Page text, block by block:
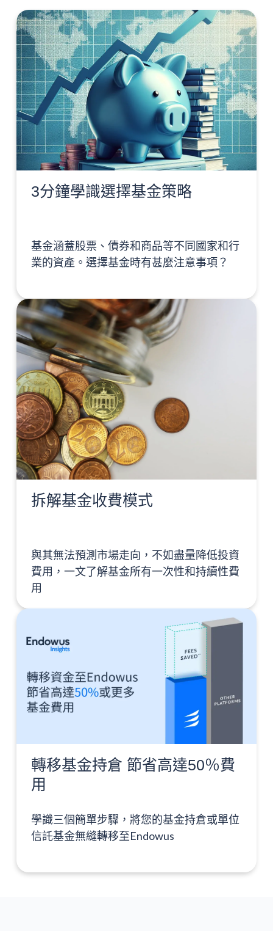
3分鐘學識選擇基金策略
基金涵蓋股票、債券和商品等不同國家和行
業的資產。選擇基金時有甚麼注意事項？
拆解基金收費模式
與其無法預測市場走向，不如盡量降低投資
費用，一文了解基金所有一次性和持續性費
用
轉移基金持倉 節省高達50％費
用
學識三個簡單步驟，將您的基金持倉或單位
信託基金無縫轉移至Endowus